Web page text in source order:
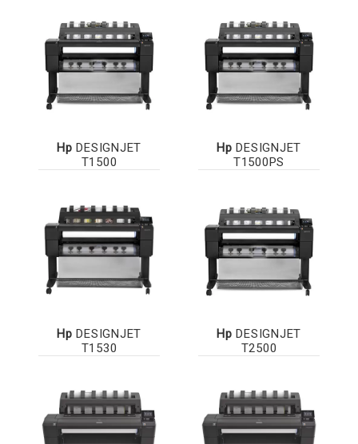
Hp DESIGNJET
T1500
Hp DESIGNJET
T1500PS
Hp DESIGNJET
T1530
Hp DESIGNJET
T2500